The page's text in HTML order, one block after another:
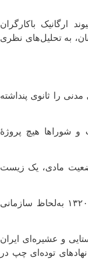
ارگانیک باکارگران
به تحلیل‌های نظری
را ثانوی پنداشته
شوراها هیچ پروژهٔ
مادی، یک زیست
اما چپ ایران ،نه از دل طبقهٔ کارگر ایرانی شکل گرفت (کارگران ایران تا دههٔ ۱۳۲۰ به‌لحاظ سازمانی
) ،نه از بطن مناسبات روستایی و عشیره‌ای ایران
توده‌ای چپ در